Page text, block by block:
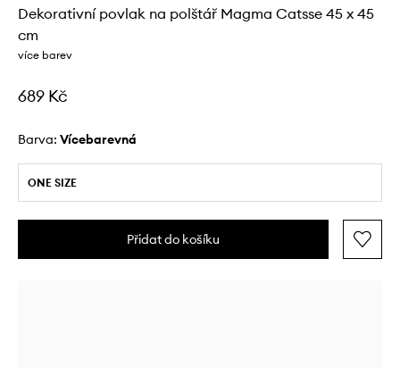
Dekorativní povlak na polštář Magma Catsse 45 x 45
cm
více barev
689 Kč
Barva: vícebarevná
ONE SIZE
Přidat do košíku